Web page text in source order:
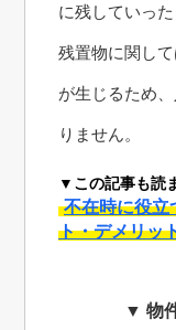
に残していった
残置物に関し
が生じるため
りません。
▼この記事も読
不在時に役立
ト・デメリッ
▼ 物